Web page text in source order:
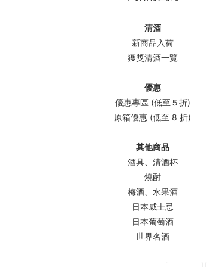
清酒
新商品入荷
獲獎清酒一覽
優惠
優惠專區 (低至５折)
原箱優惠 (低至 8 折)
其他商品
酒具、清酒杯
燒酎
梅酒、水果酒
日本威士忌
日本葡萄酒
世界名酒